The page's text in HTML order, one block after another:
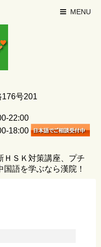
MENU
号201
22:00
ＨＳＫ対策講座、プチ
語を学ぶなら漢院！